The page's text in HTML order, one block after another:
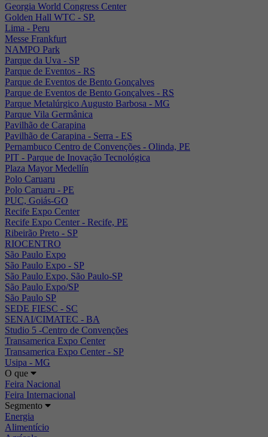
Georgia World Congress Center
Golden Hall WTC - SP.
Lima - Peru
Messe Frankfurt
NAMPO Park
Parque da Uva - SP
Parque de Eventos - RS
Parque de Eventos de Bento Gonçalves
Parque de Eventos de Bento Gonçalves - RS
Parque Metalúrgico Augusto Barbosa - MG
Parque Vila Germânica
Pavilhão de Carapina
Pavilhão de Carapina - Serra - ES
Pernambuco Centro de Convenções - Olinda, PE
PIT - Parque de Inovação Tecnológica
Plaza Mayor Medellín
Polo Caruaru
Polo Caruaru - PE
PUC, Goiás-GO
Recife Expo Center
Recife Expo Center - Recife, PE
Ribeirão Preto - SP
RIOCENTRO
São Paulo Expo
São Paulo Expo - SP
São Paulo Expo, São Paulo-SP
São Paulo Expo/SP
São Paulo SP
SEDE FIESC - SC
SENAI/CIMATEC - BA
Studio 5 -Centro de Convenções
Transamerica Expo Center
Transamerica Expo Center - SP
Usipa - MG
O que
Feira Nacional
Feira Internacional
Segmento
Energia
Alimentício